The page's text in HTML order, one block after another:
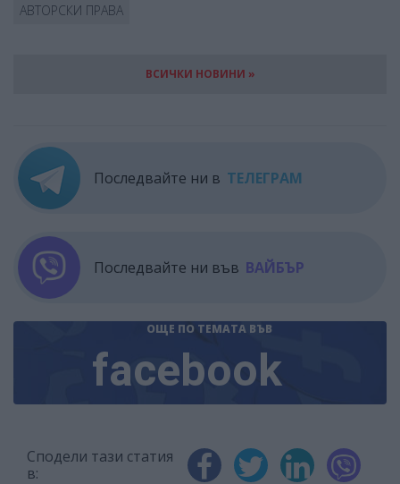
АВТОРСКИ ПРАВА
ВСИЧКИ НОВИНИ »
Последвайте ни в ТЕЛЕГРАМ
Последвайте ни във ВАЙБЪР
ОЩЕ ПО ТЕМАТА ВЪВ
facebook
Сподели тази статия
в: